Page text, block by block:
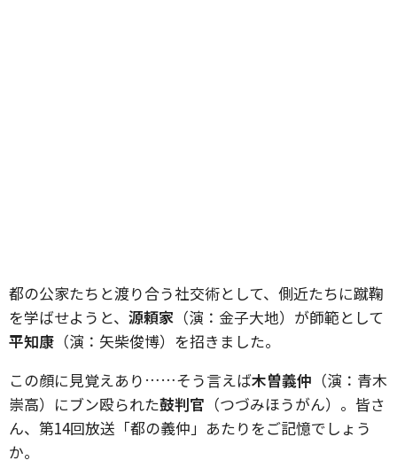
都の公家たちと渡り合う社交術として、側近たちに蹴鞠
を学ばせようと、 源頼家 （演：金子大地）が師範として
平知康 （演：矢柴俊博）を招きました。
この顔に見覚えあり……そう言えば木曽義仲 （演：青木
崇高）にブン殴られた鼓判官 （つづみほうがん）。皆さ
ん、第14回放送「都の義仲」あたりをご記憶でしょう
か。